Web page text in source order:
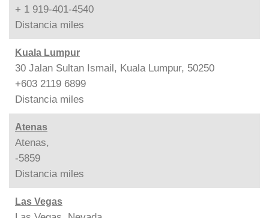
+ 1 919-401-4540
Distancia miles
Kuala Lumpur
30 Jalan Sultan Ismail, Kuala Lumpur, 50250
+603 2119 6899
Distancia miles
Atenas
Atenas,
-5859
Distancia miles
Las Vegas